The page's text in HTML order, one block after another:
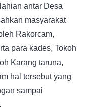
antar Desa
masyarakat
Rakorcam,
para kades, Tokoh
Karang taruna,
hal tersebut yang
sampai